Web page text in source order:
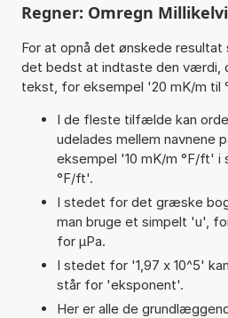
Regner: Omregn
For at opnå det ønskede
det bedst at indtaste den værdi,
tekst, for eksempel '20 mK/m til
I de fleste tilfælde kan
udelades mellem navnene
eksempel '10 mK/m °F/ft'
°F/ft'.
I stedet for det græske
man bruge et simpelt 'u',
for µPa.
I stedet for '1,97 x 10^5'
står for 'eksponent'.
Her er alle de